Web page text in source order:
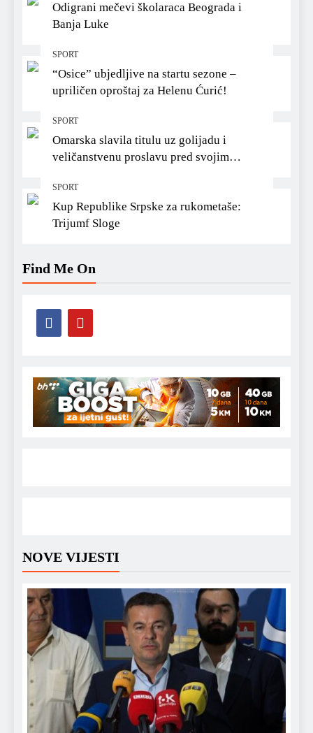
Odigrani mečevi školaraca Beograda i
Banja Luke
SPORT
“Osice” ubjedljive na startu sezone –
upriličen oproštaj za Helenu Ćurić!
SPORT
Omarska slavila titulu uz golijadu i
veličanstvenu proslavu pred svojim
SPORT
Kup Republike Srpske za rukometaše:
Trijumf Sloge
Find Me On
NOVE VIJESTI